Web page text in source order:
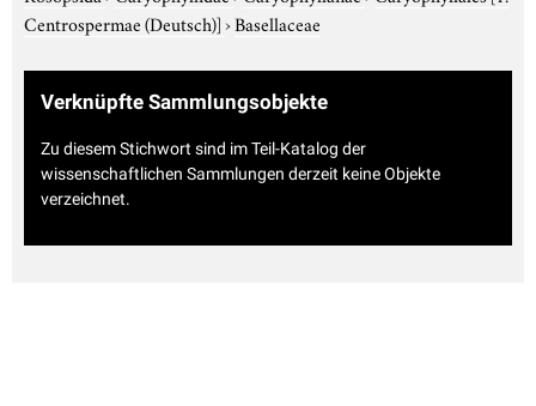
Centrospermae (Deutsch)]›Basellaceae
Verknüpfte Sammlungsobjekte
Zu diesem Stichwort sind im Teil-Katalog der
wissenschaftlichen Sammlungen derzeit keine Objekte
verzeichnet.